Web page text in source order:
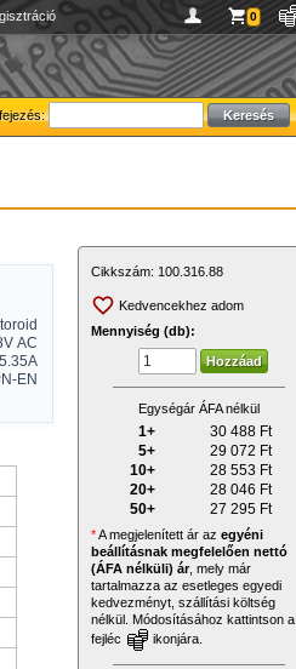
0
AC
EN
Cikkszám: 100.316.88
Kedvencekhez adom
Mennyiség (db):
Egységár ÁFA nélkül
1+ 30 488 Ft
5+
29 072 Ft
10+
28 553 Ft
20+
28 046 Ft
50+
27 295 Ft
*A megjelenített ár az egyéni
beállításnak megfelelően nettó
(ÁFA nélküli) ár, mely már
tartalmazza az esetleges egyedi
kedvezményt, szállítási költség
nélkül. Módosításához kattintson a
fejléc
ikonjára.